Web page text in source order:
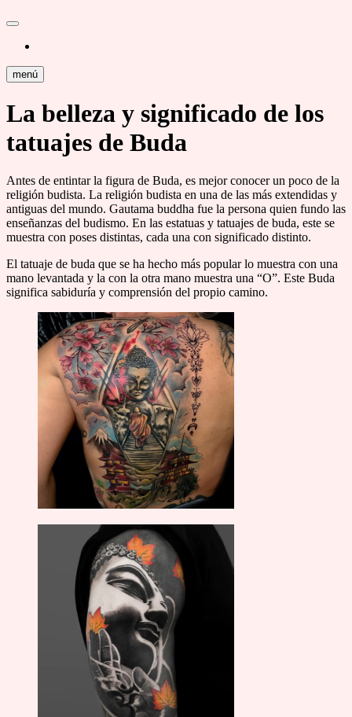
menú
La belleza y significado de los
tatuajes de Buda
Antes de entintar la figura de Buda, es mejor conocer un poco de la
religión budista. La religión budista en una de las más extendidas y
antiguas del mundo. Gautama buddha fue la persona quien fundo las
enseñanzas del budismo. En las estatuas y tatuajes de buda, este se
muestra con poses distintas, cada una con significado distinto.
El tatuaje de buda que se ha hecho más popular lo muestra con una
mano levantada y la con la otra mano muestra una “O”. Este Buda
significa sabiduría y comprensión del propio camino.